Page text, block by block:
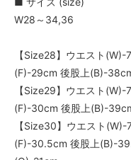
W28～34,36
【Size28】ウエスト
(F)-29cm 後股上(B)-
【Size29】ウエスト
(F)-30cm 後股上(B)-
【Size30】ウエスト
(F)-30.5cm 後股上(B)-